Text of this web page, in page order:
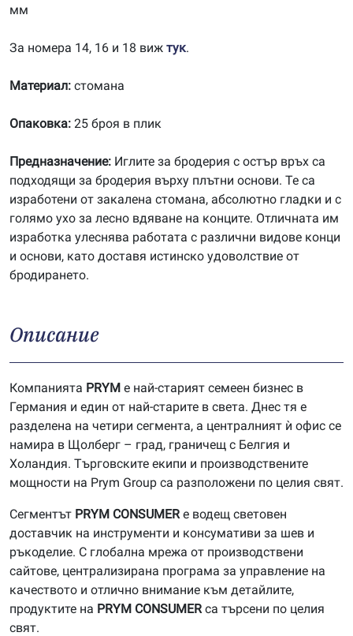
мм
За номера 14, 16 и 18 виж тук.
Материал: стомана
Опаковка: 25 броя в плик
Предназначение: Иглите за бродерия с остър връх са
подходящи за бродерия върху плътни основи. Те са
изработени от закалена стомана, абсолютно гладки и с
голямо ухо за лесно вдяване на конците. Отличната им
изработка улеснява работата с различни видове конци
и основи, като доставя истинско удоволствие от
бродирането.
Описание
Компанията PRYM е най-старият семеен бизнес в
Германия и един от най-старите в света. Днес тя е
разделена на четири сегмента, а централният ѝ офис се
намира в Щолберг – град, граничещ с Белгия и
Холандия. Търговските екипи и производствените
мощности на Prym Group са разположени по целия свят.
Сегментът PRYM CONSUMERе водещ световен
доставчик на инструменти и консумативи за шев и
ръкоделие. С глобална мрежа от производствени
сайтове, централизирана програма за управление на
качеството и отлично внимание към детайлите,
продуктите на PRYM CONSUMERса търсени по целия
свят.